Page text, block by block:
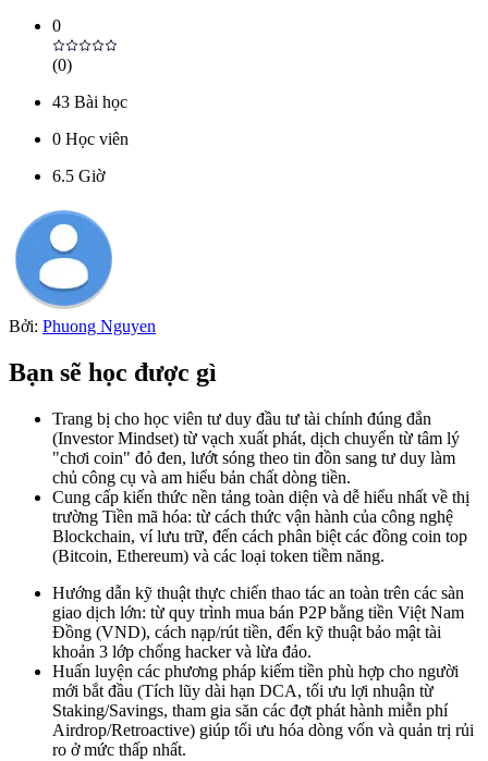
0
(0)
43 Bài học
0 Học viên
6.5 Giờ
Bởi: Phuong Nguyen
Bạn sẽ học được gì
Trang bị cho học viên tư duy đầu tư tài chính đúng đắn
(Investor Mindset) từ vạch xuất phát, dịch chuyển từ tâm lý
"chơi coin" đỏ đen, lướt sóng theo tin đồn sang tư duy làm
chủ công cụ và am hiểu bản chất dòng tiền.
Cung cấp kiến thức nền tảng toàn diện và dễ hiểu nhất về thị
trường Tiền mã hóa: từ cách thức vận hành của công nghệ
Blockchain, ví lưu trữ, đến cách phân biệt các đồng coin top
(Bitcoin, Ethereum) và các loại token tiềm năng.
Hướng dẫn kỹ thuật thực chiến thao tác an toàn trên các sàn
giao dịch lớn: từ quy trình mua bán P2P bằng tiền Việt Nam
Đồng (VND), cách nạp/rút tiền, đến kỹ thuật bảo mật tài
khoản 3 lớp chống hacker và lừa đảo.
Huấn luyện các phương pháp kiếm tiền phù hợp cho người
mới bắt đầu (Tích lũy dài hạn DCA, tối ưu lợi nhuận từ
Staking/Savings, tham gia săn các đợt phát hành miễn phí
Airdrop/Retroactive) giúp tối ưu hóa dòng vốn và quản trị rủi
ro ở mức thấp nhất.